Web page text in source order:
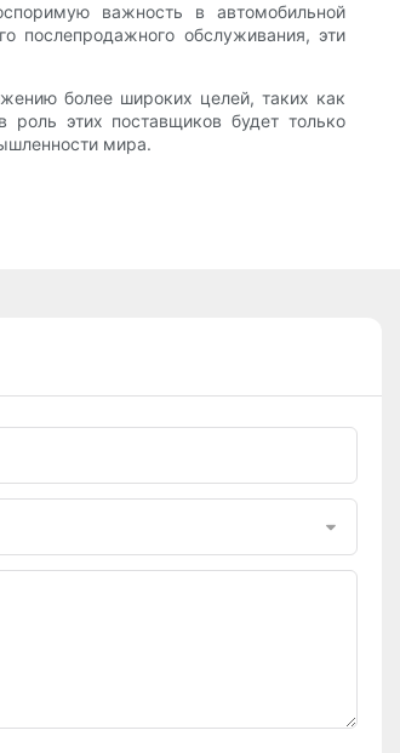
важность в автомобильной
послепродажного обслуживания, эти
более широких целей, таких как
этих поставщиков будет только
мира.